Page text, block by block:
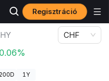
Regisztráció
CPHY
CHF
200D 1Y